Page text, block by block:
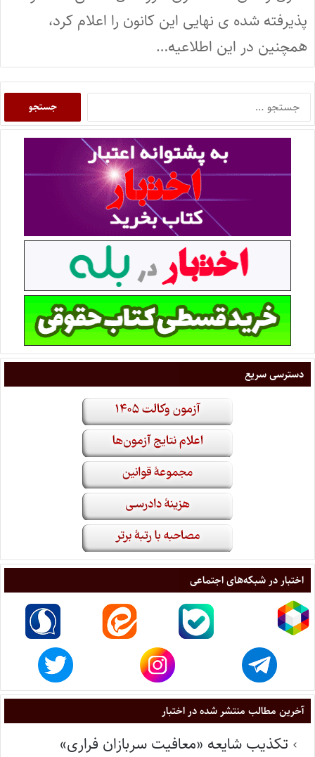
پذیرفته شده ی نهایی این کانون را اعلام کرد،
همچنین در این اطلاعیه…
دسترسی سریع
اختبار در شبکه‌های اجتماعی
آخرین مطالب منتشر شده در اختبار
تکذیب شایعه «معافیت سربازان فراری»